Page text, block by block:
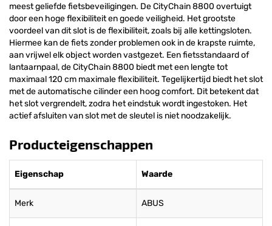
meest geliefde fietsbeveiligingen. De CityChain 8800 overtuigt
door een hoge flexibiliteit en goede veiligheid. Het grootste
voordeel van dit slot is de flexibiliteit, zoals bij alle kettingsloten.
Hiermee kan de fiets zonder problemen ook in de krapste ruimte,
aan vrijwel elk object worden vastgezet. Een fietsstandaard of
lantaarnpaal, de CityChain 8800 biedt met een lengte tot
maximaal 120 cm maximale flexibiliteit. Tegelijkertijd biedt het slot
met de automatische cilinder een hoog comfort. Dit betekent dat
het slot vergrendelt, zodra het eindstuk wordt ingestoken. Het
actief afsluiten van slot met de sleutel is niet noodzakelijk.
Producteigenschappen
Eigenschap Waarde
Merk ABUS